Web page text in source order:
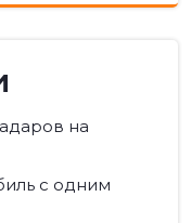
на
с одним